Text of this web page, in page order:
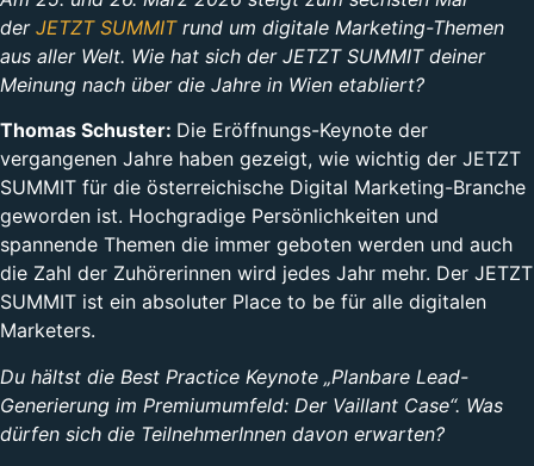
der JETZT SUMMITrund um digitale Marketing-Themen
aus aller Welt. Wie hat sich der JETZT SUMMIT deiner
Meinung nach über die Jahre in Wien etabliert?
Thomas Schuster: Die Eröffnungs-Keynote der
vergangenen Jahre haben gezeigt, wie wichtig der JETZT
SUMMIT für die österreichische Digital Marketing-Branche
geworden ist. Hochgradige Persönlichkeiten und
spannende Themen die immer geboten werden und auch
die Zahl der Zuhörerinnen wird jedes Jahr mehr. Der JETZT
SUMMIT ist ein absoluter Place to be für alle digitalen
Marketers.
Du hältst die Best Practice Keynote „Planbare Lead-
Generierung im Premiumumfeld: Der Vaillant Case“. Was
dürfen sich die TeilnehmerInnen davon erwarten?